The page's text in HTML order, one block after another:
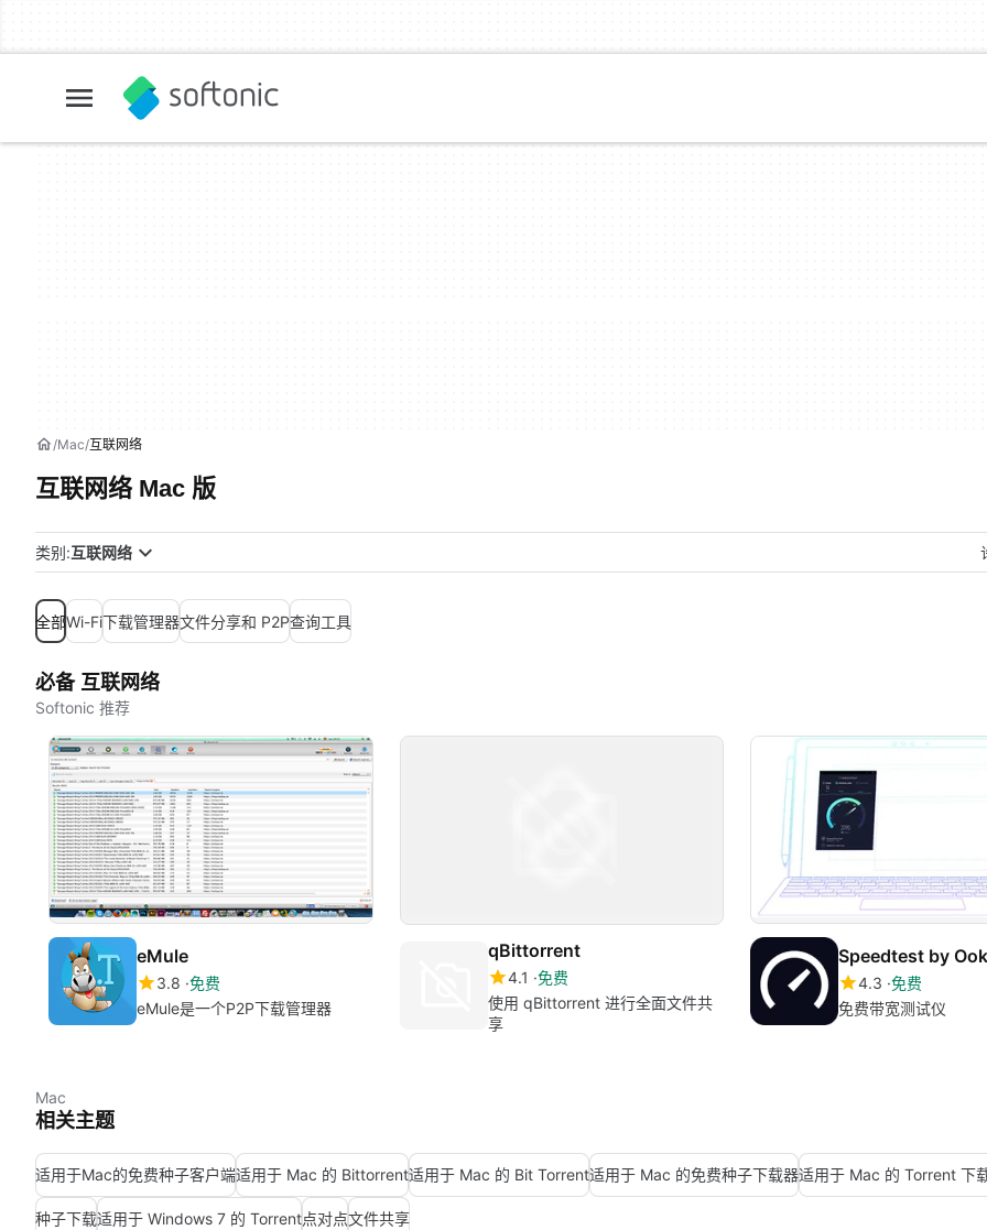
Mac 互联网络
互联网络 Mac 版
类别:互联网络
全部Wi-Fi下载管理器文件分享和 P2P查询工具
必备 互联网络
Softonic 推荐
eMule
3.8 免费
eMule是一个P2P下载管理器
qBittorrent
4.1 免费
使用 qBittorrent 进行全面文件共
享
Speedtest by
4.3 免费
免费带宽测试仪
Mac
相关主题
适用于Mac的免费种子客户端适用于 Mac 的 Bittorrent适用于 Mac 的 Bit Torrent适用于 Mac 的免费种子下载器适用于 Mac 的 Torrent 下
种子下载适用于 Windows 7 的 Torrent点对点文件共享